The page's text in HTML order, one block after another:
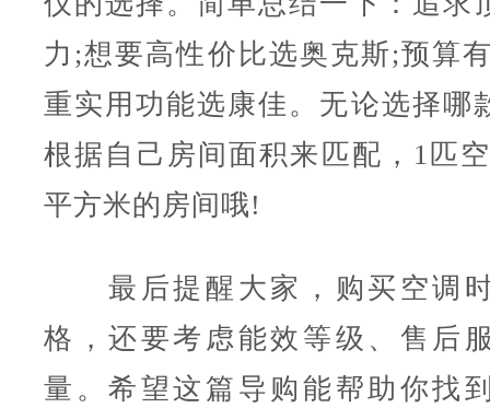
力;想要高性价比选奥克斯;预算
重实用功能选康佳。无论选择哪
根据自己房间面积来匹配，1匹
平方米的房间哦!
最后提醒大家，购买空调
格，还要考虑能效等级、售后
量。希望这篇导购能帮助你找